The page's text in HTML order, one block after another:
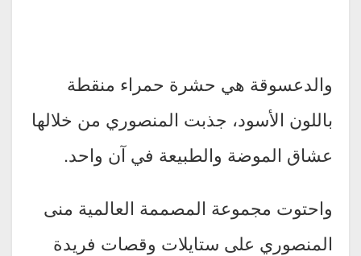
والدعسوقة هي حشرة حمراء منقطة
باللون الأسود، جذبت المنصوري من خلالها
عشاق الموضة والطبيعة في آن واحد.
واحتوت مجموعة المصممة العالمية منى
المنصوري على ستايلات وقصات فريدة